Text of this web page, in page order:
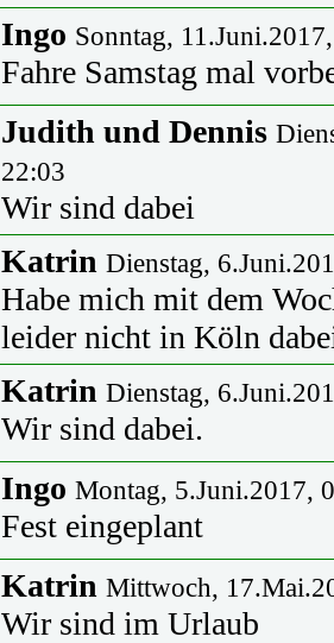
Ingo Sonntag,
Fahre Samstag mal
Judith und Dennis
22:03
Wir sind dabei
Katrin Dienstag,
Habe mich mit dem
leider nicht in Köln
Katrin Dienstag,
Wir sind dabei.
Ingo Montag, 5.Juni.2017,
Fest eingeplant
Katrin Mittwoch,
Wir sind im Urlaub